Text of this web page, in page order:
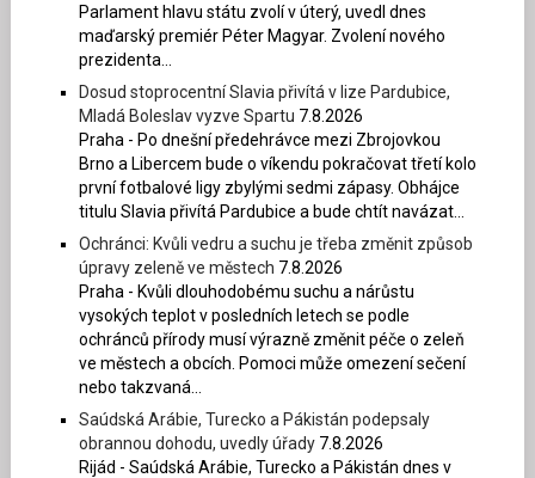
Parlament hlavu státu zvolí v úterý, uvedl dnes
maďarský premiér Péter Magyar. Zvolení nového
prezidenta...
Dosud stoprocentní Slavia přivítá v lize Pardubice,
Mladá Boleslav vyzve Spartu 7.8.2026
Praha - Po dnešní předehrávce mezi Zbrojovkou
Brno a Libercem bude o víkendu pokračovat třetí kolo
první fotbalové ligy zbylými sedmi zápasy. Obhájce
titulu Slavia přivítá Pardubice a bude chtít navázat...
Ochránci: Kvůli vedru a suchu je třeba změnit způsob
úpravy zeleně ve městech 7.8.2026
Praha - Kvůli dlouhodobému suchu a nárůstu
vysokých teplot v posledních letech se podle
ochránců přírody musí výrazně změnit péče o zeleň
ve městech a obcích. Pomoci může omezení sečení
nebo takzvaná...
Saúdská Arábie, Turecko a Pákistán podepsaly
obrannou dohodu, uvedly úřady 7.8.2026
Rijád - Saúdská Arábie, Turecko a Pákistán dnes v